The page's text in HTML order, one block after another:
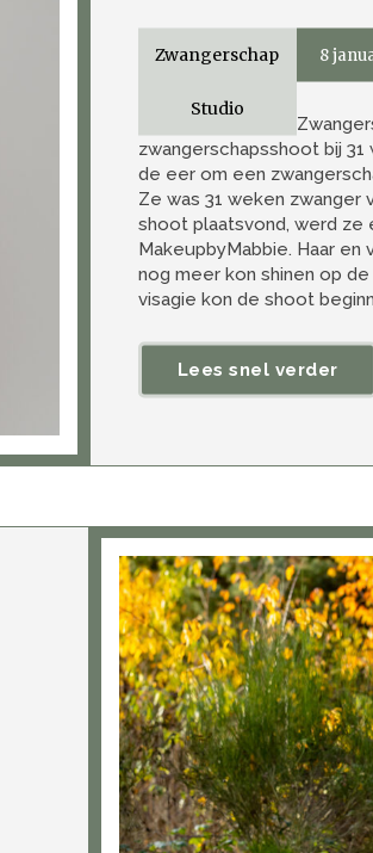
8
Zwangerschap
Studio
zwangerschapsshoot bij
de eer om een
Ze was 31 weken zwanger
shoot plaatsvond, werd
MakeupbyMabbie. Haar
nog meer kon shinen op
visagie kon de shoot
Lees snel verder